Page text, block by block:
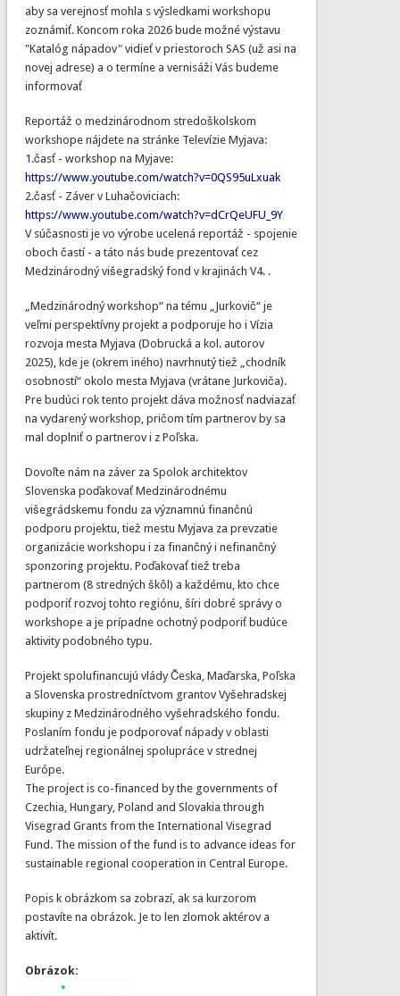
aby sa verejnosť mohla s výsledkami workshopu
zoznámiť. Koncom roka 2026 bude možné výstavu
"Katalóg nápadov" vidieť v priestoroch SAS (už asi na
novej adrese) a o termíne a vernisáži Vás budeme
informovať
Reportáž o medzinárodnom stredoškolskom
workshope nájdete na stránke Televízie Myjava:
1.časť - workshop na Myjave:
https://www.youtube.com/watch?v=0QS95uLxuak
2.časť - Záver v Luhačoviciach:
https://www.youtube.com/watch?v=dCrQeUFU_9Y
V súčasnosti je vo výrobe ucelená reportáž - spojenie
oboch častí - a táto nás bude prezentovať cez
Medzinárodný višegradský fond v krajinách V4. .
„Medzinárodný workshop“ na tému „Jurkovič“ je
veľmi perspektívny projekt a podporuje ho i Vízia
rozvoja mesta Myjava (Dobrucká a kol. autorov
2025), kde je (okrem iného) navrhnutý tiež „chodník
osobností“ okolo mesta Myjava (vrátane Jurkoviča).
Pre budúci rok tento projekt dáva možnosť nadviazať
na vydarený workshop, pričom tím partnerov by sa
mal doplniť o partnerov i z Poľska.
Dovoľte nám na záver za Spolok architektov
Slovenska poďakovať Medzinárodnému
višegrádskemu fondu za významnú finančnú
podporu projektu, tiež mestu Myjava za prevzatie
organizácie workshopu i za finančný i nefinančný
sponzoring projektu. Poďakovať tiež treba
partnerom (8 stredných škôl) a každému, kto chce
podporiť rozvoj tohto regiónu, šíri dobré správy o
workshope a je prípadne ochotný podporiť budúce
aktivity podobného typu.
Projekt spolufinancujú vlády Česka, Maďarska, Poľska
a Slovenska prostredníctvom grantov Vyšehradskej
skupiny z Medzinárodného vyšehradského fondu.
Poslaním fondu je podporovať nápady v oblasti
udržateľnej regionálnej spolupráce v strednej
Európe.
The project is co-financed by the governments of
Czechia, Hungary, Poland and Slovakia through
Visegrad Grants from the International Visegrad
Fund. The mission of the fund is to advance ideas for
sustainable regional cooperation in Central Europe.
Popis k obrázkom sa zobrazí, ak sa kurzorom
postavíte na obrázok. Je to len zlomok aktérov a
aktivít.
Obrázok: